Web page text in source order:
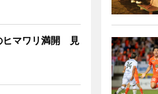
ヒマワリ満開 見